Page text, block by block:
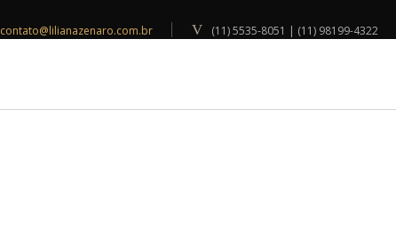
contato@lilianazenaro.com.br (11) 5535-8051 | (11) 98199-4322